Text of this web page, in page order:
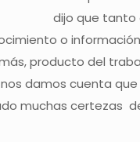
dijo que tanto
o
producto del
damos cuenta
muchas certezas